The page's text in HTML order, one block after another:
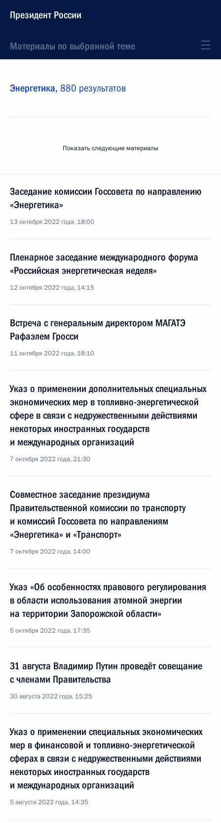
Президент России
Материалы по выбранной теме
Энергетика, 880 результатов
Показать следующие материалы
Заседание комиссии Госсовета по направлению
«Энергетика»
13 октября 2022 года, 18:00
Пленарное заседание международного форума
«Российская энергетическая неделя»
12 октября 2022 года, 14:15
Встреча с генеральным директором МАГАТЭ
Рафаэлем Гросси
11 октября 2022 года, 18:10
Указ о применении дополнительных специальных
экономических мер в топливно-энергетической
сфере в связи с недружественными действиями
некоторых иностранных государств
и международных организаций
7 октября 2022 года, 21:30
Совместное заседание президиума
Правительственной комиссии по транспорту
и комиссий Госсовета по направлениям
«Энергетика» и «Транспорт»
7 октября 2022 года, 14:00
Указ «Об особенностях правового регулирования
в области использования атомной энергии
на территории Запорожской области»
5 октября 2022 года, 17:35
31 августа Владимир Путин проведёт совещание
с членами Правительства
30 августа 2022 года, 15:25
Указ о применении специальных экономических
мер в финансовой и топливно-энергетической
сферах в связи с недружественными действиями
некоторых иностранных государств
и международных организаций
5 августа 2022 года, 14:35